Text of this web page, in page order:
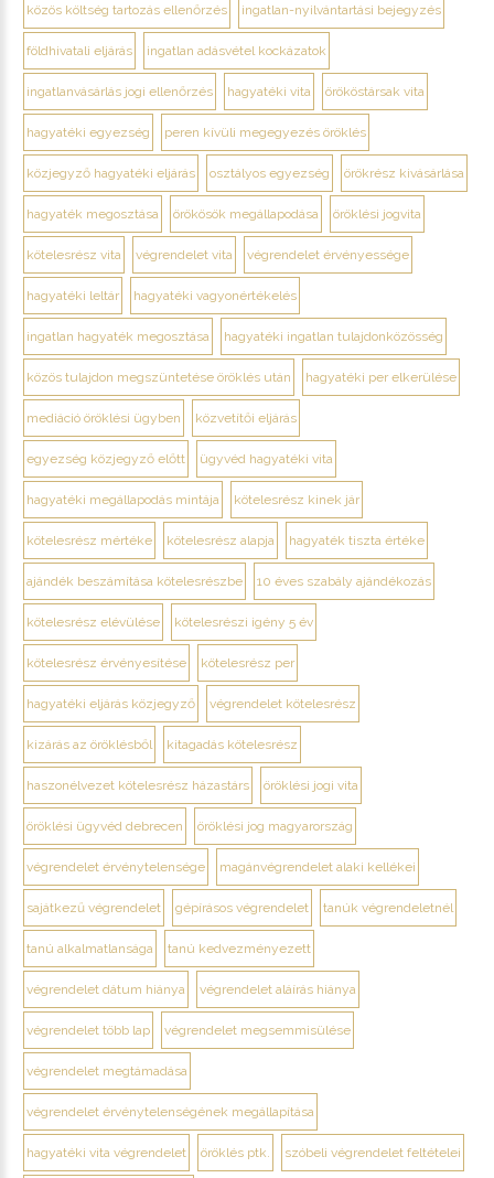
közös költség tartozás ellenőrzés ingatlan-nyilvántartási bejegyzés
földhivatali eljárás ingatlan adásvétel kockázatok
ingatlanvásárlás jogi ellenőrzés hagyatéki vita örököstársak vita
hagyatéki egyezség peren kívüli megegyezés öröklés
közjegyző hagyatéki eljárás osztályos egyezség örökrész kivásárlása
hagyaték megosztása örökösök megállapodása öröklési jogvita
kötelesrész vita végrendelet vita végrendelet érvényessége
hagyatéki leltár hagyatéki vagyonértékelés
ingatlan hagyaték megosztása hagyatéki ingatlan tulajdonközösség
közös tulajdon megszüntetése öröklés után hagyatéki per elkerülése
mediáció öröklési ügyben közvetítői eljárás
egyezség közjegyző előtt ügyvéd hagyatéki vita
hagyatéki megállapodás mintája kötelesrész kinek jár
kötelesrész mértéke kötelesrész alapja hagyaték tiszta értéke
ajándék beszámítása kötelesrészbe 10 éves szabály ajándékozás
kötelesrész elévülése kötelesrészi igény 5 év
kötelesrész érvényesítése kötelesrész per
hagyatéki eljárás közjegyző végrendelet kötelesrész
kizárás az öröklésből kitagadás kötelesrész
haszonélvezet kötelesrész házastárs öröklési jogi vita
öröklési ügyvéd debrecen öröklési jog magyarország
végrendelet érvénytelensége magánvégrendelet alaki kellékei
sajátkezű végrendelet gépírásos végrendelet tanúk végrendeletnél
tanú alkalmatlansága tanú kedvezményezett
végrendelet dátum hiánya végrendelet aláírás hiánya
végrendelet több lap végrendelet megsemmisülése
végrendelet megtámadása
végrendelet érvénytelenségének megállapítása
hagyatéki vita végrendelet öröklés ptk. szóbeli végrendelet feltételei